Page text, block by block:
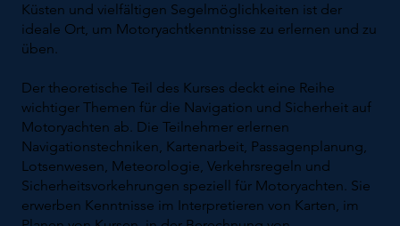
Küsten und vielfältigen Segelmöglichkeiten ist der
ideale Ort, um Motoryachtkenntnisse zu erlernen und zu
üben.
Der theoretische Teil des Kurses deckt eine Reihe
wichtiger Themen für die Navigation und Sicherheit auf
Motoryachten ab. Die Teilnehmer erlernen
Navigationstechniken, Kartenarbeit, Passagenplanung,
Lotsenwesen, Meteorologie, Verkehrsregeln und
Sicherheitsvorkehrungen speziell für Motoryachten. Sie
erwerben Kenntnisse im Interpretieren von Karten, im